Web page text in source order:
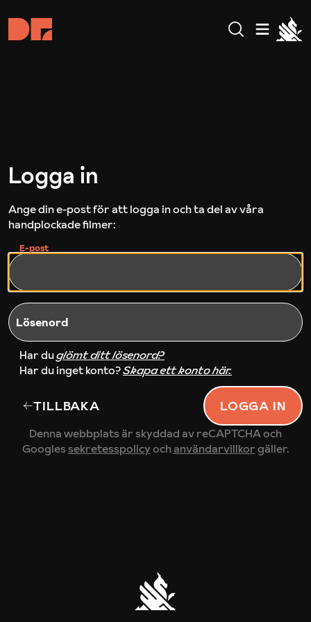
Logga in
Ange din e-post för att logga in och ta del av våra
handplockade filmer:
E-post
Lösenord
Har duglömt ditt lösenord?
Har du inget konto?Skapa ett konto här.
TILLBAKA LOGGA IN
Denna webbplats är skyddad av reCAPTCHA och
Googlessekretesspolicyoch användarvillkorgäller.